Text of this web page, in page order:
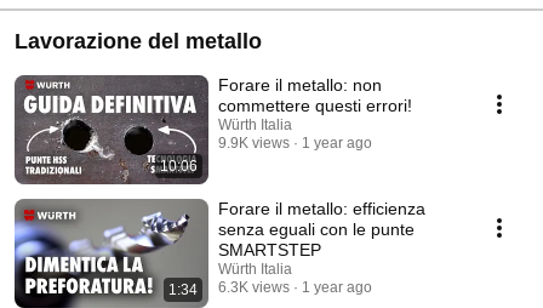
Lavorazione del metallo
10:06
Forare il metallo: non
commettere questi errori!
Würth Italia
9.9K views
1 year ago
1:34
Forare il metallo: efficienza
senza eguali con le punte
SMARTSTEP
Würth Italia
6.3K views
1 year ago